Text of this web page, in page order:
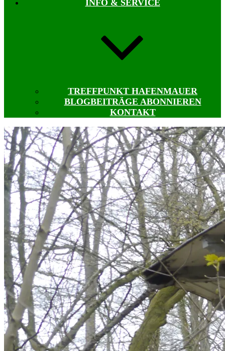
INFO & SERVICE
TREFFPUNKT HAFENMAUER
BLOGBEITRÄGE ABONNIEREN
KONTAKT